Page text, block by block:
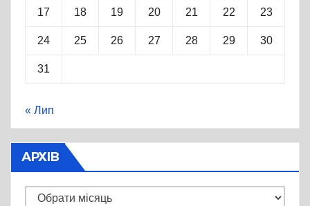
17 18 19 20 21 22 23
24 25 26 27 28 29 30
31
« Лип
АРХІВ
Архів